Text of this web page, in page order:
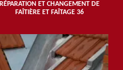
RÉPARATION ET CHANGEMENT DE
FAÎTIÈRE ET FAÎTAGE 36